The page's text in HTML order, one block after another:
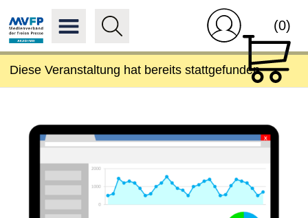
(0)
Diese Veranstaltung hat bereits stattgefunden.